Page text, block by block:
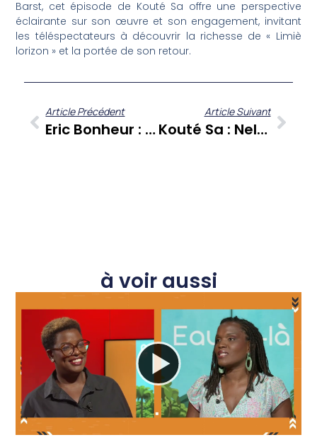
Barst, cet épisode de Kouté Sa offre une perspective
éclairante sur son œuvre et son engagement, invitant
les téléspectateurs à découvrir la richesse de « Limiè
lorizon » et la portée de son retour.
Article Précédent
Eric Bonheur : Le Choix Audacieux D’une Carrière Artistique Entre Martinique Et Guyane
Article Suivant
Kouté Sa : Nelson Foix, Un Regard Guadeloupéen Sur Le Thriller « Zion »
à voir aussi